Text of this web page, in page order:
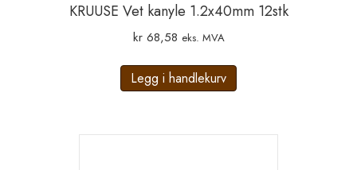
KRUUSE Vet kanyle 1.2x40mm 12stk
kr68,58 eks. MVA
Legg i handlekurv